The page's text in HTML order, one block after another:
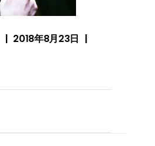
2018年8月23日